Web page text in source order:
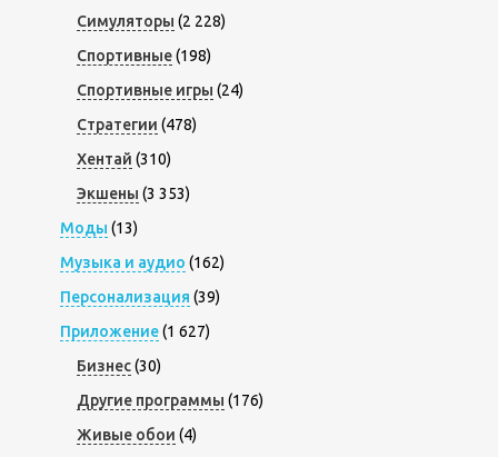
Симуляторы (2 228)
Спортивные(198)
Спортивные игры (24)
Стратегии (478)
Хентай (310)
Экшены (3 353)
Моды (13)
Музыка и аудио (162)
Персонализация (39)
Приложение(1 627)
Бизнес(30)
Другие программы (176)
Живые обои (4)